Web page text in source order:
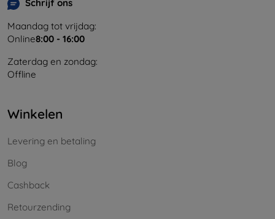
Schrijf ons
Maandag tot vrijdag:
Online8:00 - 16:00
Zaterdag en zondag:
Offline
Winkelen
Levering en betaling
Blog
Cashback
Retourzending